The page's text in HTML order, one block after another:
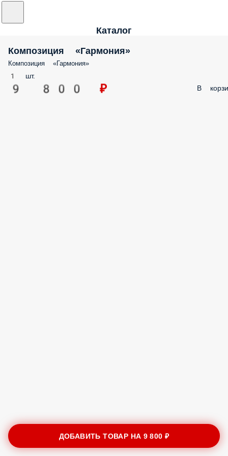
Каталог
Композиция «Гармония»
Композиция «Гармония»
1 шт.
9 800 ₽ В
ДОБАВИТЬ ТОВАР НА 9 800 ₽